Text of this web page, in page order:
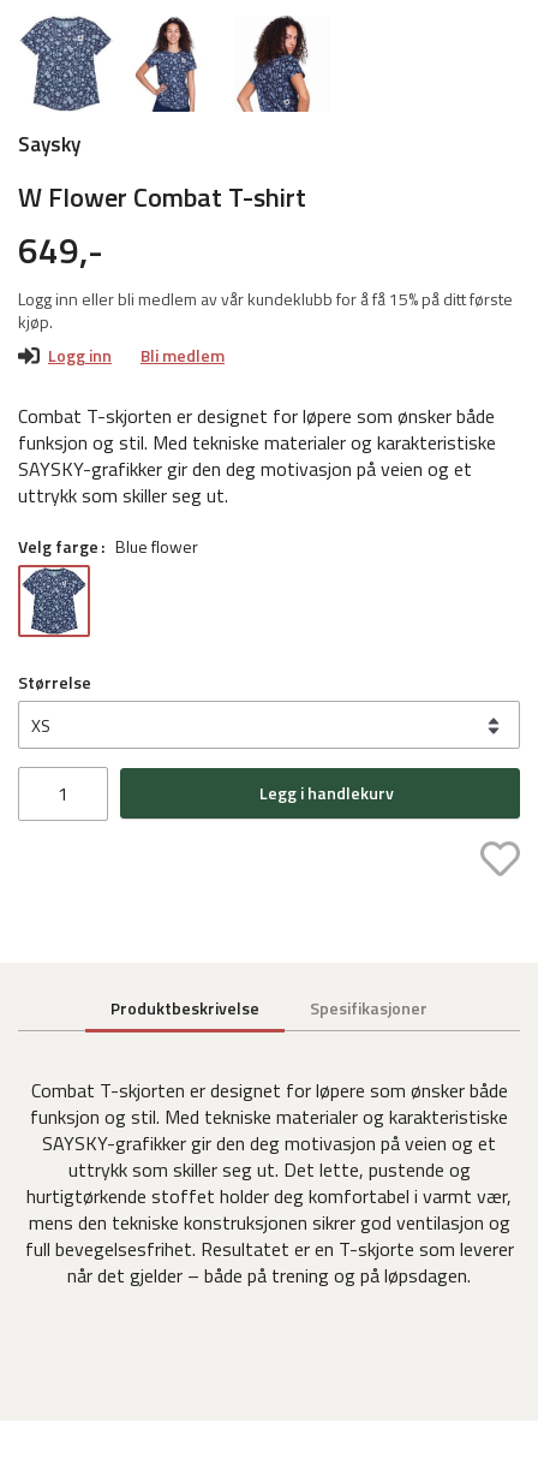
Saysky
W Flower Combat T-shirt
649,-
Logg inn eller bli medlem av vår kundeklubb for å få 15% på ditt første
kjøp.
Logg inn
Bli medlem
Combat T-skjorten er designet for løpere som ønsker både
funksjon og stil. Med tekniske materialer og karakteristiske
SAYSKY-grafikker gir den deg motivasjon på veien og et
uttrykk som skiller seg ut.
Velg farge Blue flower
Størrelse
Legg i handlekurv
Produktbeskrivelse Spesifikasjoner
Combat T-skjorten er designet for løpere som ønsker både
funksjon og stil. Med tekniske materialer og karakteristiske
SAYSKY-grafikker gir den deg motivasjon på veien og et
uttrykk som skiller seg ut. Det lette, pustende og
hurtigtørkende stoffet holder deg komfortabel i varmt vær,
mens den tekniske konstruksjonen sikrer god ventilasjon og
full bevegelsesfrihet. Resultatet er en T-skjorte som leverer
når det gjelder – både på trening og på løpsdagen.